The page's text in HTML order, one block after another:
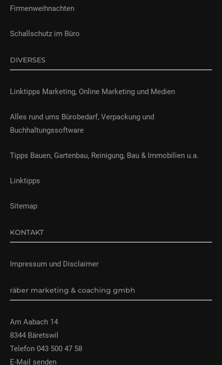
Firmenweihnachten
Schallschutz im Büro
DIVERSES
Linktipps Marketing, Online Marketing und Medien
Alles rund ums Bürobedarf, Verpackung und
Buchhaltungssoftware
Tipps Bauen, Gartenbau, Reinigung, Bau & Immobilien u.a.
Linktipps
Sitemap
KONTAKT
Impressum und Disclaimer
räber marketing & coaching gmbh
Am Aabach 14
8344 Bäretswil
Telefon 043 500 47 58
E-Mail senden